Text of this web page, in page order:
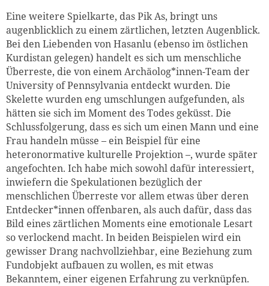
Eine weitere Spielkarte, das Pik As, bringt uns
augenblicklich zu einem zärtlichen, letzten Augenblick.
Bei den Liebenden von Hasanlu (ebenso im östlichen
Kurdistan gelegen) handelt es sich um menschliche
Überreste, die von einem Archäolog*innen-Team der
University of Pennsylvania entdeckt wurden. Die
Skelette wurden eng umschlungen aufgefunden, als
hätten sie sich im Moment des Todes geküsst. Die
Schlussfolgerung, dass es sich um einen Mann und eine
Frau handeln müsse – ein Beispiel für eine
heteronormative kulturelle Projektion –, wurde später
angefochten. Ich habe mich sowohl dafür interessiert,
inwiefern die Spekulationen bezüglich der
menschlichen Überreste vor allem etwas über deren
Entdecker*innen offenbaren, als auch dafür, dass das
Bild eines zärtlichen Moments eine emotionale Lesart
so verlockend macht. In beiden Beispielen wird ein
gewisser Drang nachvollziehbar, eine Beziehung zum
Fundobjekt aufbauen zu wollen, es mit etwas
Bekanntem, einer eigenen Erfahrung zu verknüpfen.